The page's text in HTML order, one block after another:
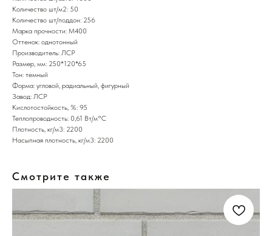
Количество шт/м2: 50
Количество шт/поддон: 256
Марка прочности: М400
Оттенок: однотонный
Производитель: ЛСР
Размер, мм: 250*120*65
Тон: темный
Форма: угловой, радиальный, фигурный
Завод: ЛСР
Кислотостойкость, %: 95
Теплопроводность: 0,61 Вт/м°С
Плотность, кг/м3: 2200
Насыпная плотность, кг/м3: 2200
Смотрите также